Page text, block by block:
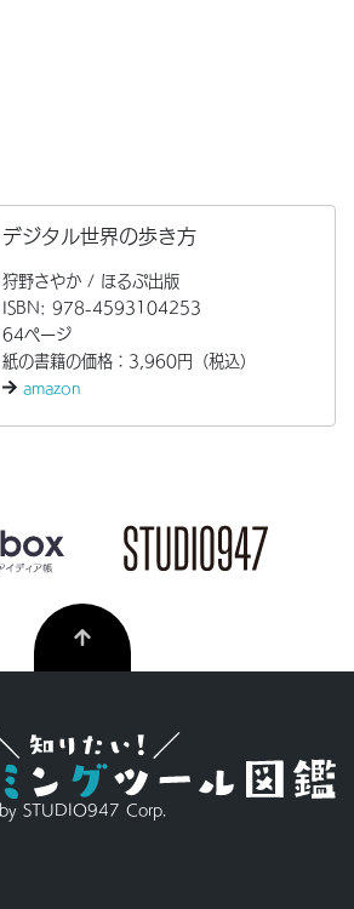
デジタル世界の歩き方
狩野さやか / ほるぷ出版
ISBN: 978-4593104253
64ページ
紙の書籍の価格：3,960円（税込）
amazon
by STUDIO947 Corp.